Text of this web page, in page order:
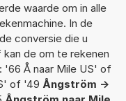
waarde om in alle
In de
conversie die u
de om te rekenen
'66 Å naar Mile US' of
of '49 Ångström ->